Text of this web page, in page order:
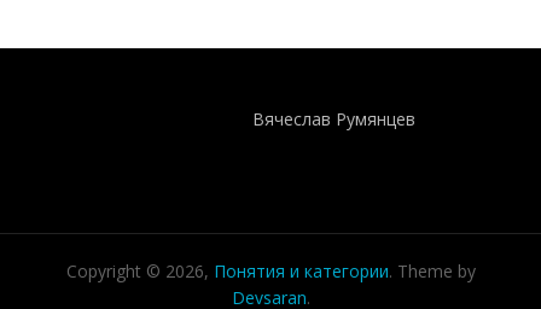
Вячеслав Румянцев
Copyright © 2026, Понятия и категории. Theme by
Devsaran.